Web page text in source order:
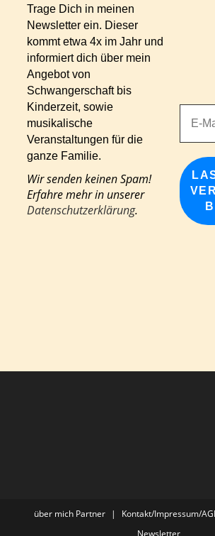
Trage Dich in meinen
Newsletter ein. Dieser
kommt etwa 4x im Jahr und
informiert dich über mein
Angebot von
Schwangerschaft bis
Kinderzeit, sowie
musikalische
Veranstaltungen für die
ganze Familie.
Wir senden keinen Spam!
Erfahre mehr in unserer
Datenschutzerklärung.
über mich Partner
Kontakt/Impressum/
Newsletter